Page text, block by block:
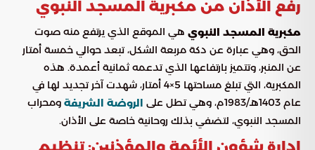
رفع الأذان من مكبرية المسجد النبوي
مكبرية المسجد النبوي هي الموقع الذي يرتفع منه صوت
الحق، وهي عبارة عن دكة مربعة الشكل، تبعد حوالي خمسة أمتار
عن المنبر، وتتميز بارتفاعها الذي تدعمه ثمانية أعمدة. هذه
المكبرية، التي تبلغ مساحتها 5×4 أمتار، شهدت آخر تجديد لها في
عام 1403هـ/1983م، وهي تطل على
الروضة الشريفة ومحراب
المسجد النبوي، لتضفي بذلك روحانية خاصة على الأذان.
إدارة شؤون الأئمة والمؤذنين: تنظيم